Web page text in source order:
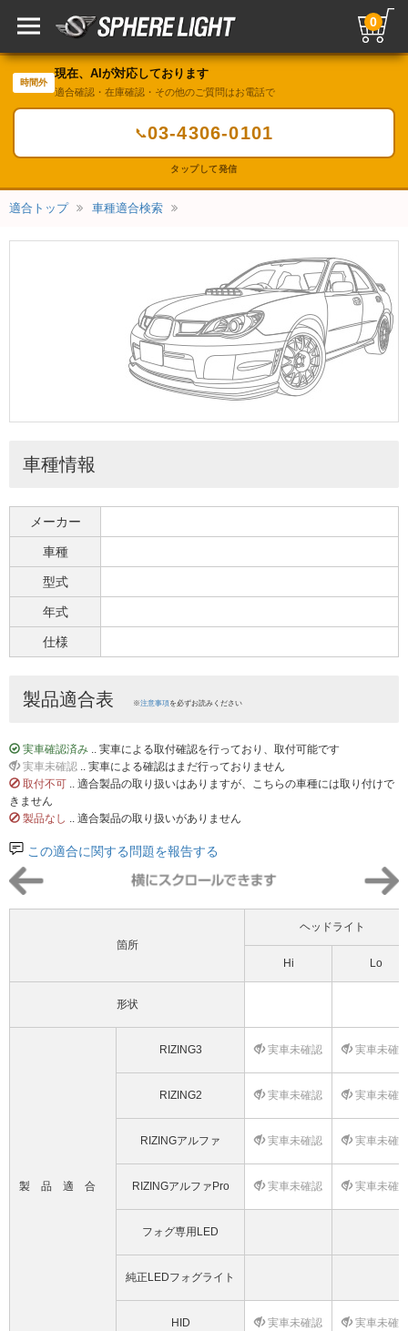
0
時間外
現在、AIが対応しております
適合確認・在庫確認・その他のご質問はお電話で
📞03-4306-0101
タップして発信
適合トップ 車種適合検索
車種情報
メーカー
車種
型式
年式
仕様
製品適合表 ※注意事項を必ずお読みください
実車確認済み .. 実車による取付確認を行っており、取付可能です
実車未確認 .. 実車による確認はまだ行っておりません
取付不可 .. 適合製品の取り扱いはありますが、こちらの車種には取り付けで
きません
製品なし .. 適合製品の取り扱いがありません
この適合に関する問題を報告する
箇所
ヘッドライト
Hi Lo
形状
製品適合
RIZING3 実車未確認 実車未確
RIZING2 実車未確認 実車未確
RIZINGアルファ 実車未確認 実車未確
RIZINGアルファPro 実車未確認 実車未確
フォグ専用LED
純正LEDフォグライト
HID 実車未確認 実車未確